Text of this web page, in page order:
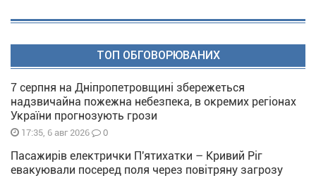
ТОП ОБГОВОРЮВАНИХ
7 серпня на Дніпропетровщині збережеться
надзвичайна пожежна небезпека, в окремих регіонах
України прогнозують грози
17:35, 6 авг 2026 0
Пасажирів електрички П'ятихатки – Кривий Ріг
евакуювали посеред поля через повітряну загрозу